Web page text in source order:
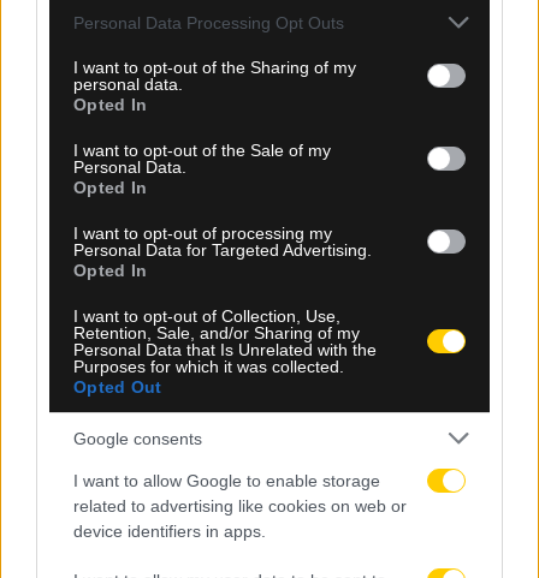
Please note that this website/app uses one or more Google
not limited to your visit or usage behaviour. You may click to
grant or deny consent to Google and its third-party tags to
use your data for below specified purposes in below Google
consent section.
Personal Data Processing Opt Outs
I want to opt-out of the Sharing of my
personal data.
Opted In
I want to opt-out of the Sale of my
Personal Data.
Opted In
I want to opt-out of processing my
Personal Data for Targeted Advertising.
Opted In
I want to opt-out of Collection, Use,
Retention, Sale, and/or Sharing of my
Personal Data that Is Unrelated with the
Purposes for which it was collected.
Opted Out
Google consents
I want to allow Google to enable storage
related to advertising like cookies on web or
device identifiers in apps.
Χετάφε: Σοκαριστικός τραυματισμός για τον
σεζόν
09.08.2026, 13:42
Κέβιν Λοβ: Θέλει να πάει στους Σίξερς και να γίνει